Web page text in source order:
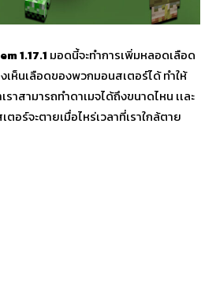
1.17.1 มอดนี้จะทำการเพิ่มหลอดเลือด
งเห็นเลือดของพวกมอนสเตอร์ได้ ทำให้
าสามารถทำดาเมจได้ถึงขนาดไหน เเละ
อร์จะตายเมื่อไหร่เวลาที่เราใกล้ตาย